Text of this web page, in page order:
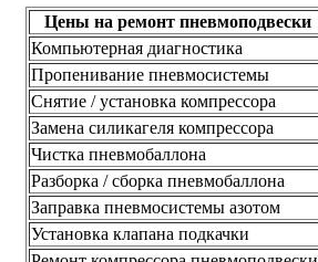
Цены на ремонт пневмоподвески
Компьютерная диагностика
Пропенивание пневмосистемы
Снятие / установка компрессора
Замена силикагеля компрессора
Чистка пневмобаллона
Разборка / сборка пневмобаллона
Заправка пневмосистемы азотом
Установка клапана подкачки